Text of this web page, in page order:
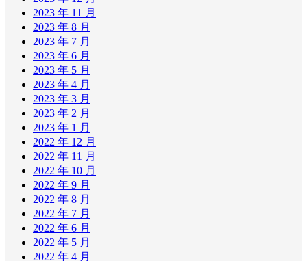
2023 年 11 月
2023 年 8 月
2023 年 7 月
2023 年 6 月
2023 年 5 月
2023 年 4 月
2023 年 3 月
2023 年 2 月
2023 年 1 月
2022 年 12 月
2022 年 11 月
2022 年 10 月
2022 年 9 月
2022 年 8 月
2022 年 7 月
2022 年 6 月
2022 年 5 月
2022 年 4 月